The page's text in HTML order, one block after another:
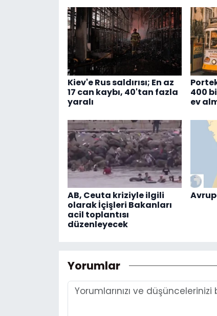
Kiev'e Rus saldırısı; En az
17 can kaybı, 40'tan fazla
yaralı
400
ev
AB, Ceuta kriziyle ilgili
olarak İçişleri Bakanları
acil toplantısı
düzenleyecek
Yorumlar